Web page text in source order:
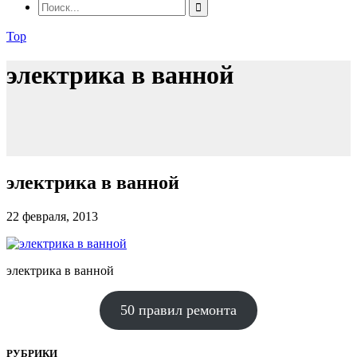
Top
электрика в ванной
электрика в ванной
22 февраля, 2013
электрика в ванной
50 правил ремонта
РУБРИКИ